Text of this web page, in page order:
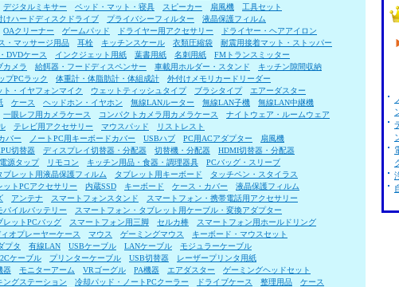
デジタルミキサー ベッド・マット・寝具 スピーカー 扇風機
工具セット
けハードディスクドライブ プライバシーフィルター
液晶保護フィルム
OAクリーナー ゲームパッド ドライヤー用アクセサリー
ドライヤー・ヘアアイロン
・マッサージ用品 耳栓 キッチンスケール 衣類圧縮袋
耐震用接着マット・ストッパー
DVDケース インクジェット用紙 葉書用紙 名刺用紙
FMトランスミッター
カメラ 給餌器・フードディスペンサー 車載用ホルダー・スタンド
キッチン隙間収納
プPCラック 体重計・体脂肪計・体組成計
外付けメモリカードリーダー
ト・イヤフォンマイク ウェットティッシュタイプ ブラシタイプ
エアーダスター
ケース ヘッドホン・イヤホン 無線LANルーター 無線LAN子機
無線LAN中継機
一眼レフ用カメラケース コンパクトカメラ用カメラケース
ナイトウェア・ルームウェア
テレビ用アクセサリー マウスパッド
リストレスト
バー
ノートPC用キーボードカバー USBハブ PC用ACアダプター
扇風機
切替器 ディスプレイ切替器・分配器 切替機・分配器
HDMI切替器・分配器
電源タップ リモコン キッチン用品・食器・調理器具
PCバッグ・スリーブ
ブレット用液晶保護フィルム タブレット用キーボード
タッチペン・スタイラス
ットPCアクセサリー 内蔵SSD キーボード ケース・カバー
液晶保護フィルム
アンテナ スマートフォンスタンド
スマートフォン・携帯電話用アクセサリー
バイルバッテリー
スマートフォン・タブレット用ケーブル・変換アダプター
レットPCバッグ スマートフォン用三脚 セルカ棒
スマートフォン用ホールドリング
オプレーヤーケース マウス ゲーミングマウス
キーボード・マウスセット
プタ 有線LAN USBケーブル LANケーブル
モジュラーケーブル
ケーブル プリンターケーブル USB切替器
レーザープリンタ用紙
器 モニターアーム VRゴーグル PA機器 エアダスター
ゲーミングヘッドセット
ングステーション 冷却パッド・ノートPCクーラー ドライブケース 整理用品
ケース